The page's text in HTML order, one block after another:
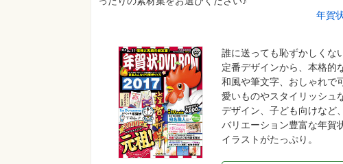
年賀
誰に送っても恥ずかしくな
定番デザインから、本格的
和風や筆文字、おしゃれで
愛いものやスタイリッシュ
デザイン、子ども向けなど、
バリエーション豊富な年賀
イラストがたっぷり。